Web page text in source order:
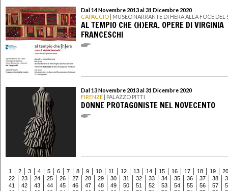
Dal 14 Novembre 2013 al 31 Dicembre 2020
CAPACCIO | MUSEO NARRANTE DI HERA ALLA FOCE DEL
AL TEMPIO CHE (H)ERA. OPERE DI VIRGINIA
FRANCESCHI
Dal 13 Novembre 2013 al 31 Dicembre 2020
FIRENZE | PALAZZO PITTI
DONNE PROTAGONISTE NEL NOVECENTO
1 2 3 4 5 6 7 8 9 10 11 12 13 14 15 16 17 18 19
20
22
23 24 25 26 27 28 29 30 31 32 33 34 35 36 37 38
41
42 43 44 45 46 47 48 49 50 51 52 53 54 55 56 57